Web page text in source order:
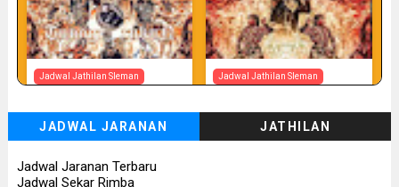
Jadwal Jathilan Sleman
📅 Besok (7/8)
Jadwal Jathilan Sleman
📅 Besok (7/8)
JADWAL JARANAN JATHILAN
Jadwal Jaranan Terbaru
Jadwal Sekar Rimba